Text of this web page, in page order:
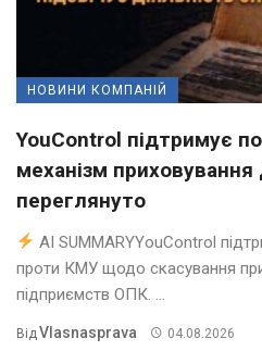
НОВИНИ КОМПАНІЙ
YouControl підтримує
механізм
переглянуто
AI SUMMARYYouControl
проти КМУ щодо скасування
підприємств ОПК. ...
Від Vlasnasprava 04.08.2026